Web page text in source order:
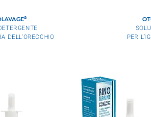
®
DELL’ORECCHIO
PER